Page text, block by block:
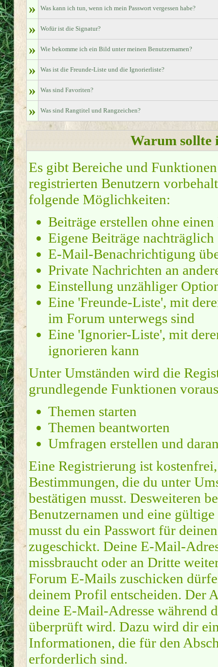
» Was kann ich tun, wenn ich mein Passwort vergessen habe?
» Wofür ist die Signatur?
» Wie bekomme ich ein Bild unter meinen Benutzernamen?
» Was ist die Freunde-Liste und die Ignorierliste?
» Was sind Favoriten?
» Was sind Rangtitel und Rangzeichen?
Warum sollte
Es gibt Bereiche und
registrierten Benutzern
folgende Möglichkeiten:
Beiträge erstellen ohne
Eigene Beiträge nachträglich
E-Mail-Benachrichtigung
Private Nachrichten an
Einstellung unzähliger
Eine 'Freunde-Liste', mit
im Forum unterwegs sind
Eine 'Ignorier-Liste', mit
ignorieren kann
Unter Umständen wird die
grundlegende Funktionen
Themen starten
Themen beantworten
Umfragen erstellen und
Eine Registrierung ist
Bestimmungen, die du unter
bestätigen musst. Desweiteren
Benutzernamen und eine
musst du ein Passwort für
zugeschickt. Deine E-Mail-
missbraucht oder an Dritte
Forum E-Mails zuschicken
deinem Profil entscheiden. Der
deine E-Mail-Adresse während
überprüft wird. Dazu wird dir
Informationen, die für den
erforderlich sind.